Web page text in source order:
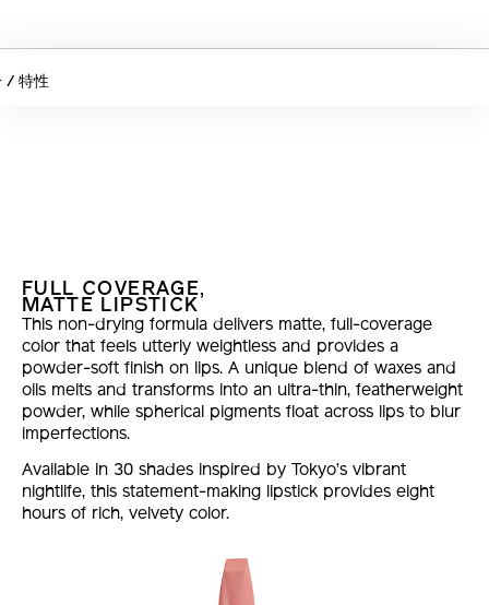
/ 特性
FULL COVERAGE,
MATTE LIPSTICK
This non-drying formula delivers matte, full-coverage
color that feels utterly weightless and provides a
powder-soft finish on lips. A unique blend of waxes and
oils melts and transforms into an ultra-thin, featherweight
powder, while spherical pigments float across lips to blur
imperfections.
Available in 30 shades inspired by Tokyo’s vibrant
nightlife, this statement-making lipstick provides eight
hours of rich, velvety color.